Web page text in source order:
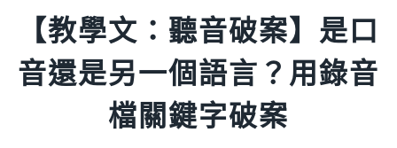
【教學文：聽音破案】是口
音還是另一個語言？用錄音
檔關鍵字破案